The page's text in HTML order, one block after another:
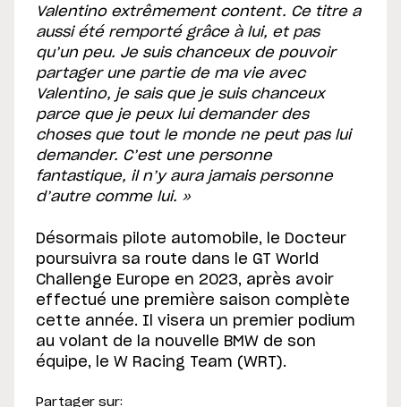
Valentino extrêmement content. Ce titre a
aussi été remporté grâce à lui, et pas
qu’un peu. Je suis chanceux de pouvoir
partager une partie de ma vie avec
Valentino, je sais que je suis chanceux
parce que je peux lui demander des
choses que tout le monde ne peut pas lui
demander. C’est une personne
fantastique, il n’y aura jamais personne
d’autre comme lui. »
Désormais pilote automobile, le Docteur
poursuivra sa route dans le GT World
Challenge Europe en 2023, après avoir
effectué une première saison complète
cette année. Il visera un premier podium
au volant de la nouvelle BMW de son
équipe, le W Racing Team (WRT).
Partager sur: